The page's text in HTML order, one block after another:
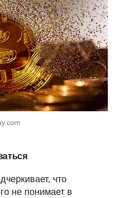
что
не понимает в